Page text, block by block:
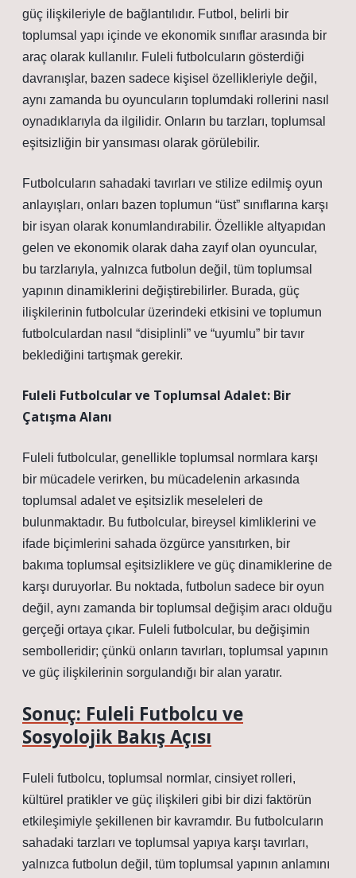
güç ilişkileriyle de bağlantılıdır. Futbol, belirli bir
toplumsal yapı içinde ve ekonomik sınıflar arasında bir
araç olarak kullanılır. Fuleli futbolcuların gösterdiği
davranışlar, bazen sadece kişisel özellikleriyle değil,
aynı zamanda bu oyuncuların toplumdaki rollerini nasıl
oynadıklarıyla da ilgilidir. Onların bu tarzları, toplumsal
eşitsizliğin bir yansıması olarak görülebilir.
Futbolcuların sahadaki tavırları ve stilize edilmiş oyun
anlayışları, onları bazen toplumun “üst” sınıflarına karşı
bir isyan olarak konumlandırabilir. Özellikle altyapıdan
gelen ve ekonomik olarak daha zayıf olan oyuncular,
bu tarzlarıyla, yalnızca futbolun değil, tüm toplumsal
yapının dinamiklerini değiştirebilirler. Burada, güç
ilişkilerinin futbolcular üzerindeki etkisini ve toplumun
futbolculardan nasıl “disiplinli” ve “uyumlu” bir tavır
beklediğini tartışmak gerekir.
Fuleli Futbolcular ve Toplumsal Adalet: Bir
Çatışma Alanı
Fuleli futbolcular, genellikle toplumsal normlara karşı
bir mücadele verirken, bu mücadelenin arkasında
toplumsal adalet ve eşitsizlik meseleleri de
bulunmaktadır. Bu futbolcular, bireysel kimliklerini ve
ifade biçimlerini sahada özgürce yansıtırken, bir
bakıma toplumsal eşitsizliklere ve güç dinamiklerine de
karşı duruyorlar. Bu noktada, futbolun sadece bir oyun
değil, aynı zamanda bir toplumsal değişim aracı olduğu
gerçeği ortaya çıkar. Fuleli futbolcular, bu değişimin
sembolleridir; çünkü onların tavırları, toplumsal yapının
ve güç ilişkilerinin sorgulandığı bir alan yaratır.
Sonuç: Fuleli Futbolcu ve
Sosyolojik Bakış Açısı
Fuleli futbolcu, toplumsal normlar, cinsiyet rolleri,
kültürel pratikler ve güç ilişkileri gibi bir dizi faktörün
etkileşimiyle şekillenen bir kavramdır. Bu futbolcuların
sahadaki tarzları ve toplumsal yapıya karşı tavırları,
yalnızca futbolun değil, tüm toplumsal yapının anlamını